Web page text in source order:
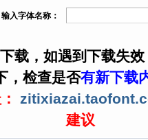
输入字体名称：
载，如遇到下载失
，检查是否有新下载
建议